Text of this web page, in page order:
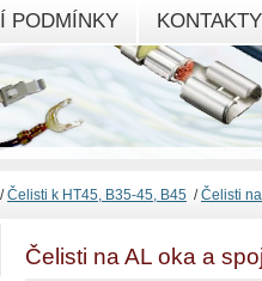
Čelisti na AL oka a
/Čelisti k HT45, B35-45, B45 /Čelisti
PODMÍNKY KONTAKTY